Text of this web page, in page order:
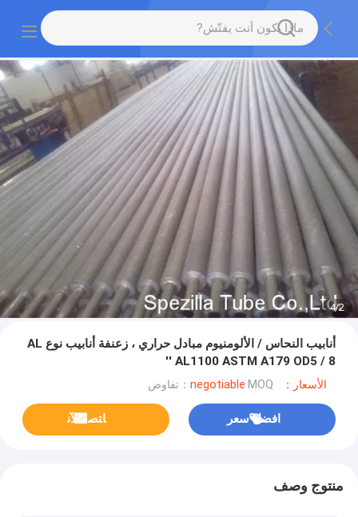
2
/
4
أنابيب النحاس / الألومنيوم مبادل حراري ، زعنفة أنابيب نوع AL
AL1100 ASTM A179 OD5 / 8 ''
الأسعار：negotiable MOQ：تفاوض
افضل سعر ﺎﺘﺼﻟ ﺍﻶﻧ
منتوج وصف